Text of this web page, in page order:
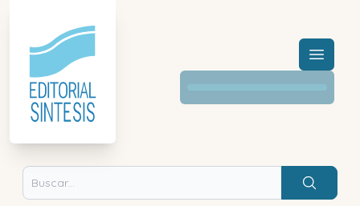
Menú
Buscar